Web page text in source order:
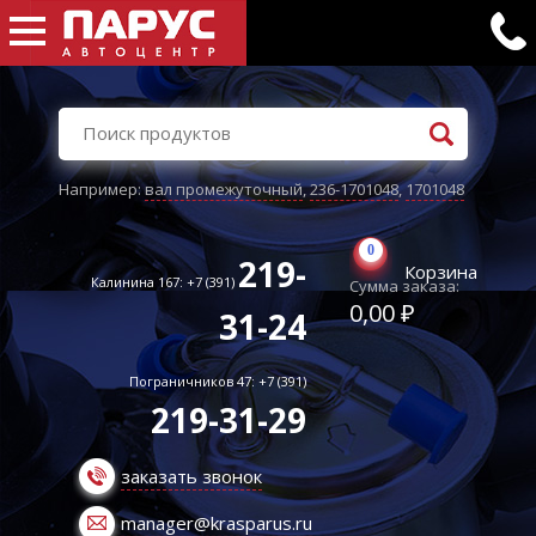
Например:вал промежуточный,236-1701048,1701048
Калинина 167: +7 (391) 219-
31-24
Пограничников 47: +7 (391)
219-31-29
заказать звонок
manager@krasparus.ru
0
Корзина
Сумма заказа:
0,00 ₽